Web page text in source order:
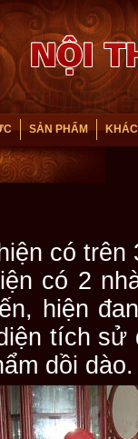
SẢN PHẨM
có trên
có 2
hiện
tích
dồi dào.